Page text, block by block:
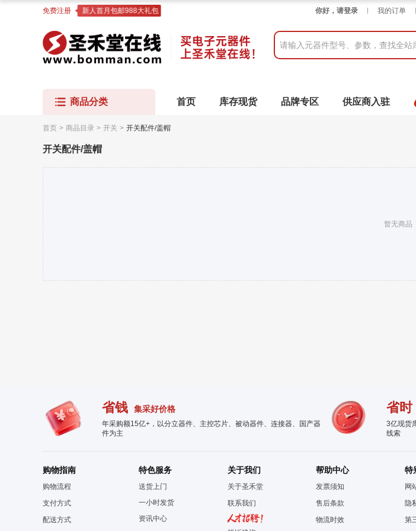
免费注册 新人首月包邮988大礼包 你好，请登录 我的订单
商品分类 首页 库存现货 品牌专区 供应商入驻
首页 > 商品目录 > 开关 > 开关配件/盖帽
开关配件/盖帽
暂无商品
省钱 集采好价格
年采购额15亿+，以分立器件、主控芯片、被动器件、连接器、国产器
件为主
省时
3亿现货
线索
购物指南
购物流程
支付方式
配送方式
特色服务
送货上门
一小时发货
资讯中心
关于我们
关于圣禾堂
联系我们
帮助中心
发票须知
售后条款
物流时效
特
网
隐
第